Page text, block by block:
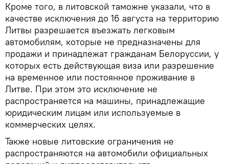
Кроме того, в литовской таможне указали, что в
качестве исключения до 16 августа на территорию
Литвы разрешается въезжать легковым
автомобилям, которые не предназначены для
продажи и принадлежат гражданам Белоруссии, у
которых есть действующая виза или разрешение
на временное или постоянное проживание в
Литве. При этом это исключение не
распространяется на машины, принадлежащие
юридическим лицам или используемые в
коммерческих целях.
Также новые литовские ограничения не
распространяются на автомобили официальных